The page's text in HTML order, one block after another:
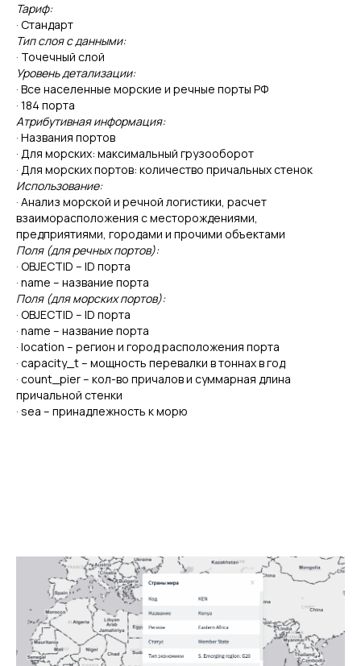
Тариф:
· Стандарт
Тип слоя с данными:
· Точечный слой
Уровень детализации:
· Все населенные морские и речные порты РФ
· 184 порта
Атрибутивная информация:
· Названия портов
· Для морских: максимальный грузооборот
· Для морских портов: количество причальных стенок
Использование:
· Анализ морской и речной логистики, расчет
взаиморасположения с месторождениями,
предприятиями, городами и прочими объектами
Поля (для речных портов):
· OBJECTID – ID порта
· name – название порта
Поля (для морских портов):
· OBJECTID – ID порта
· name – название порта
· location – регион и город расположения порта
· capacity_t – мощность перевалки в тоннах в год
· count_pier – кол-во причалов и суммарная длина
причальной стенки
· sea – принадлежность к морю